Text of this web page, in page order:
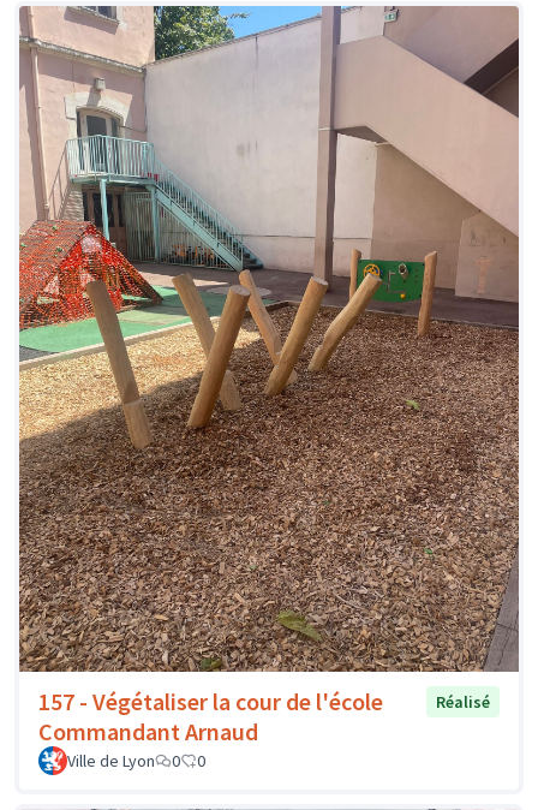
157 - Végétaliser la cour de l'école
Commandant Arnaud
Réalisé
Ville de Lyon 0 0